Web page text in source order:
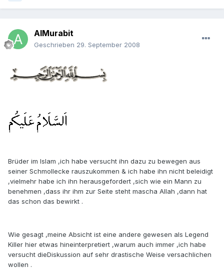
AlMurabit
Geschrieben 29. September 2008
Brüder im Islam ,ich habe versucht ihn dazu zu bewegen aus
seiner Schmollecke rauszukommen & ich habe ihn nicht beleidigt
,vielmehr habe ich ihn herausgefordert ,sich wie ein Mann zu
benehmen ,dass ihr ihm zur Seite steht mascha Allah ,dann hat
das schon das bewirkt .
Wie gesagt ,meine Absicht ist eine andere gewesen als Legend
Killer hier etwas hineinterpretiert ,warum auch immer ,ich habe
versucht dieDiskussion auf sehr drastische Weise versachlichen
wollen .